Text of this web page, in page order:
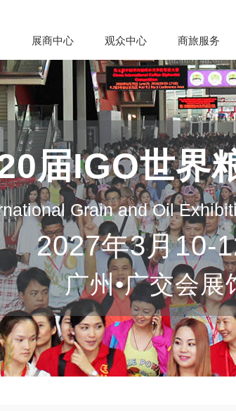
展商中心 观众中心 商旅服务
届IGO世界
Grain and Oil
2027年3月10-
广州•广交会展